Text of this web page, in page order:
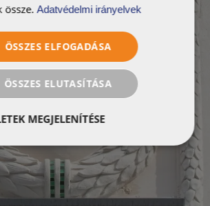
össze.Adatvédelmi irányelvek
ÖSSZES ELFOGADÁSA
ÖSSZES ELUTASÍTÁSA
MEGJELENÍTÉSE